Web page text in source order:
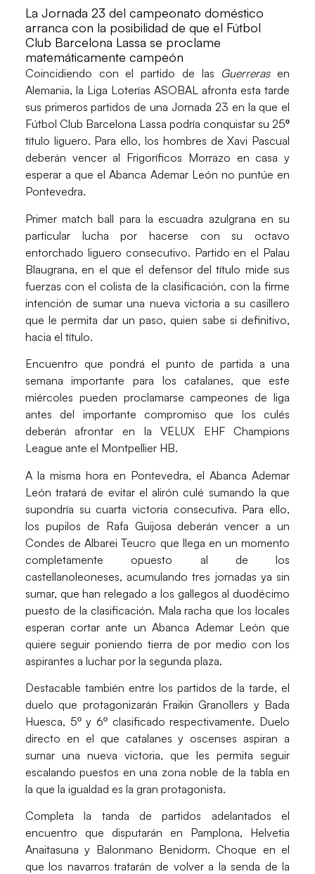
La Jornada 23 del campeonato doméstico
arranca con la posibilidad de que el Fútbol
Club Barcelona Lassa se proclame
matemáticamente campeón
Coincidiendo con el partido de las Guerrerasen
Alemania, la Liga Loterías ASOBAL afronta esta tarde
sus primeros partidos de una Jornada 23 en la que el
Fútbol Club Barcelona Lassa podría conquistar su25º
título liguero. Para ello, los hombres de Xavi Pascual
deberán vencer al Frigoríficos Morrazo en casa y
esperar a que el Abanca Ademar León no puntúe en
Pontevedra.
Primer match ball para la escuadra azulgrana en su
particular lucha por hacerse con su octavo
entorchado liguero consecutivo. Partido en el Palau
Blaugrana, en el que el defensor del título mide sus
fuerzas con el colista de la clasificación, con la firme
intención de sumar una nueva victoria a su casillero
que le permita dar un paso, quien sabe si definitivo,
hacia el título.
Encuentro que pondrá el punto de partida a una
semana importante para los catalanes, que este
miércoles pueden proclamarse campeones de liga
antes del importante compromiso que los culés
deberán afrontar en la VELUX EHF Champions
League ante el Montpellier HB.
A la misma hora en Pontevedra, elAbanca Ademar
León tratará de evitar el alirón culé sumando la que
supondría su cuarta victoria consecutiva. Para ello,
los pupilos de Rafa Guijosa deberán vencer a un
Condes de Albarei Teucro que llega en un momento
completamente opuesto al de los
castellanoleoneses, acumulando tres jornadas ya sin
sumar, que han relegado a los gallegos al duodécimo
puesto de la clasificación. Mala racha que los locales
esperan cortar ante un Abanca Ademar León que
quiere seguir poniendo tierra de por medio con los
aspirantes a luchar por la segunda plaza.
Destacable también entre los partidos de la tarde, el
duelo que protagonizarán Fraikin Granollers y Bada
Huesca, 5º y 6º clasificado respectivamente. Duelo
directo en el que catalanes y oscenses aspiran a
sumar una nueva victoria, que les permita seguir
escalando puestos en una zona noble de la tabla en
la que la igualdad es la gran protagonista.
Completa la tanda de partidos adelantados el
encuentro que disputarán en Pamplona, Helvetia
Anaitasuna y Balonmano Benidorm. Choque en el
que los navarros tratarán de volver a la senda de la